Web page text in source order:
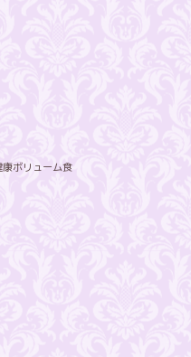
康ボリューム食